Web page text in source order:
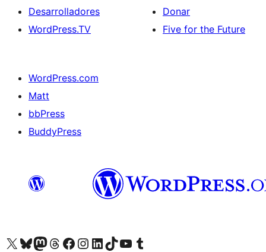
Desarrolladores
WordPress.TV
Donar
Five for the Future
WordPress.com
Matt
bbPress
BuddyPress
Visit our X (formerly Twitter) account
Visit our Bluesky account
Visita nuestra cuenta de Twitter
Visit our Threads account
Visita nuestra página de Facebook
Visite nuestra cuenta de Instagram
Visit our LinkedIn account
Visit our TikTok account
Visit our YouTube channel
Visit our Tumblr account